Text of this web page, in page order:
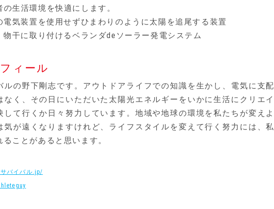
生活環境を快適にします。
電気装置を使用せずひまわりのように太陽を追尾する装置
物干に取り付けるベランダdeソーラー発電システム
ィール
ルの野下剛志です。アウトドアライフでの知識を生かし、電気に支配
なく、その日にいただいた太陽光エネルギーをいかに生活にクリエイ
して行くか日々努力しています。地域や地球の環境を私たちが変えよ
気が遠くなりますけれど、ライフスタイルを変えて行く努力には、私
ことがあると思います。
バイバル.jp/